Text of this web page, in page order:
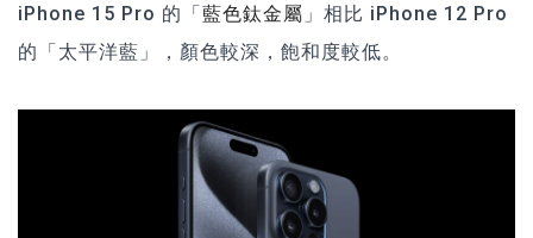
iPhone 15 Pro 的「藍色鈦金屬 」相比 iPhone 12 Pro
的「太平洋藍」，顏色較深，飽和度較低。